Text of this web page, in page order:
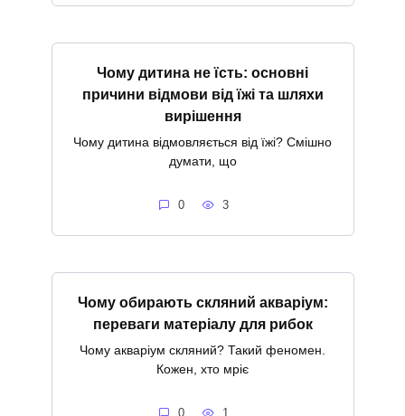
Чому дитина не їсть: основні
причини відмови від їжі та шляхи
вирішення
Чому дитина відмовляється від їжі? Смішно
думати, що
0 3
Чому обирають скляний акваріум:
переваги матеріалу для рибок
Чому акваріум скляний? Такий феномен.
Кожен, хто мріє
0 1